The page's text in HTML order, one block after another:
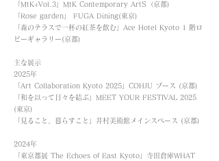
「MtK+Vol.3」MtK Contemporary ArtS（京都)
「Rose garden」 FUGA Dining(東京)
「森のテラスで一杯の紅茶を飲む」Ace Hotel Kyoto 1 階ロ
ビーギャラリー(京都)
主な展示
2025年
「Art Collaboration Kyoto 2025」COHJU ブース (京都)
「和を以って日々を結ぶ」MEET YOUR FESTIVAL 2025
(東京)
「見ること、暮らすこと」井村美術館メインスペース (京都)
2024年
「東京都展 The Echoes of East Kyoto」寺田倉庫WHAT